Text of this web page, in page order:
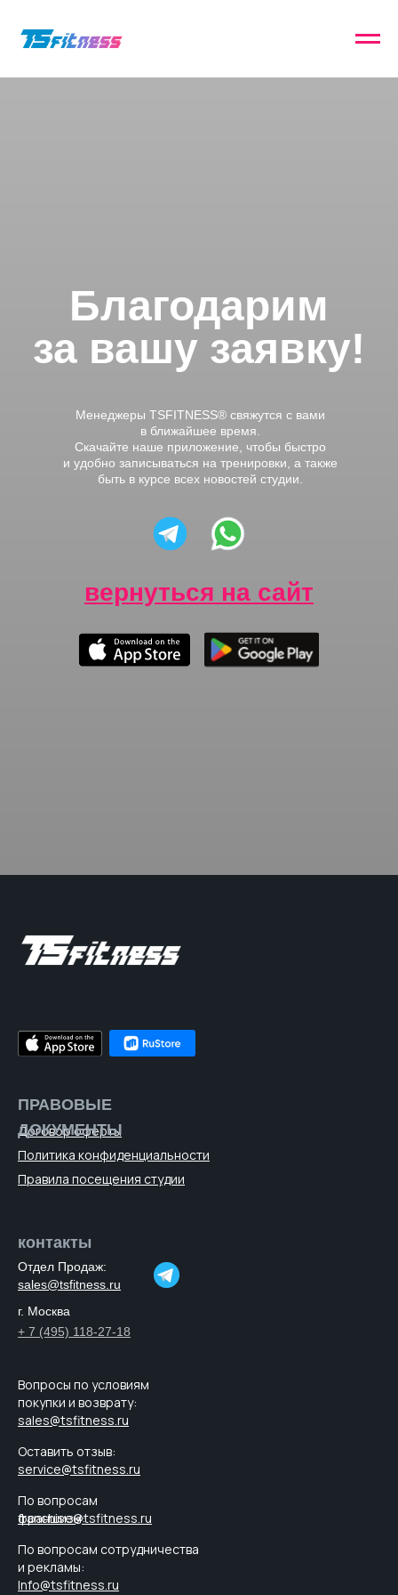
Благодарим
за вашу заявку!
Менеджеры TSFITNESS® свяжутся с вами
в ближайшее время.
Скачайте наше приложение, чтобы быстро
и удобно записываться на тренировки, а также
быть в курсе всех новостей студии.
вернуться на сайт
Политика конфиденциальности
Договор оферты
Правила посещения студии
ПРАВОВЫЕ
ДОКУМЕНТЫ
Отдел Продаж:
sales@tsfitness.ru
Вопросы по условиям
покупки и возврату:
sales@tsfitness.ru
Оставить отзыв:
service@tsfitness.ru
По вопросам
франшизы:
franchise@tsfitness.ru
По вопросам cотрудничества
и рекламы:
Info@tsfitness.ru
контакты
+ 7 (495) 118-27-18
г. Москва